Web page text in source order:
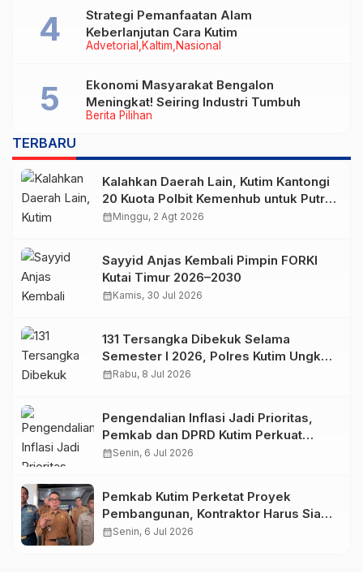
Advetorial Kaltim Nasional
Strategi Pemanfaatan Alam
Keberlanjutan Cara Kutim
Berita Pilihan
Ekonomi Masyarakat Bengalon
Meningkat! Seiring Industri Tumbuh
TERBARU
Kalahkan Daerah Lain, Kutim Kantongi
20 Kuota Polbit Kemenhub untuk Putra
Daerah
calendar_monthMinggu, 2 Agt 2026
Sayyid Anjas Kembali Pimpin FORKI
Kutai Timur 2026–2030
calendar_monthKamis, 30 Jul 2026
131 Tersangka Dibekuk Selama
Semester I 2026, Polres Kutim Ungkap
112 Kasus Narkoba
calendar_monthRabu, 8 Jul 2026
Pengendalian Inflasi Jadi Prioritas,
Pemkab dan DPRD Kutim Perkuat
Sinergi Jaga Stabilitas Harga
calendar_monthSenin, 6 Jul 2026
Pemkab Kutim Perketat Proyek
Pembangunan, Kontraktor Harus Siap
Modal dan Tanggung Jawab
calendar_monthSenin, 6 Jul 2026